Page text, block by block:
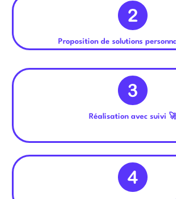
Proposition de solutions
Réalisation avec suivi